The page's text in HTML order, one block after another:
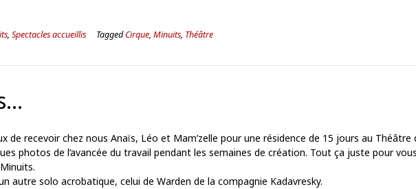
, Spectacles accueillis TaggedCirque, Minuits, Théâtre
de recevoir chez nous Anaïs, Léo et Mam’zelle pour une résidence de 15 jours au Théâtre
photos de l’avancée du travail pendant les semaines de création. Tout ça juste pour
autre solo acrobatique, celui de Warden de la compagnie Kadavresky.